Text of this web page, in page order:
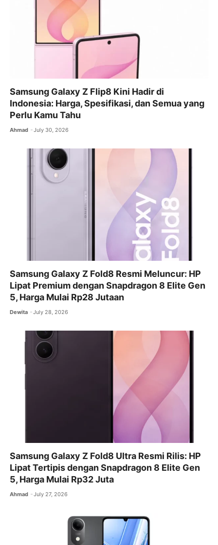
Samsung Galaxy Z Flip8 Kini Hadir di
Indonesia: Harga, Spesifikasi, dan Semua yang
Perlu Kamu Tahu
Ahmad July 30, 2026
Samsung Galaxy Z Fold8 Resmi Meluncur: HP
Lipat Premium dengan Snapdragon 8 Elite Gen
5, Harga Mulai Rp28 Jutaan
Dewita July 28, 2026
Samsung Galaxy Z Fold8 Ultra Resmi Rilis: HP
Lipat Tertipis dengan Snapdragon 8 Elite Gen
5, Harga Mulai Rp32 Juta
Ahmad July 27, 2026